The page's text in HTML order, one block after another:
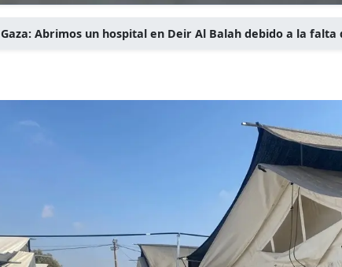
Gaza: Abrimos un hospital en Deir Al Balah debido a la